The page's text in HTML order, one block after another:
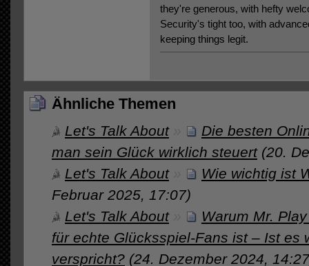
they're generous, with hefty
Security's tight too, with
keeping things legit.
Ähnliche Themen
Let's Talk About»
Die besten
man sein Glück wirklich steuert (20.
Let's Talk About»
Wie wichtig ist
Februar 2025, 17:07)
Let's Talk About»
Warum Mr.
für echte Glücksspiel-Fans ist – Ist es
verspricht? (24. Dezember 2024,